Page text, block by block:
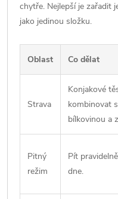
chytře. Nejlepší je zařadit
jako jedinou složku.
Oblast Co dělat
Strava
Konjakové
kombinovat s
bílkovinou a
Pitný
režim
Pít
dne.